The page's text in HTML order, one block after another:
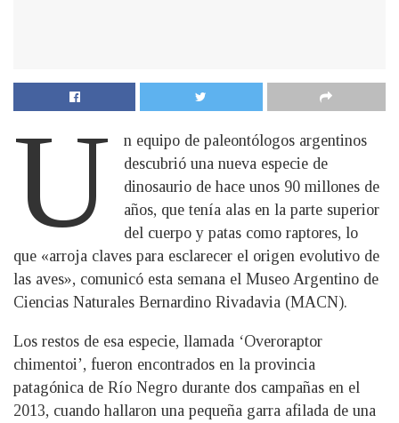
U
n equipo de paleontólogos argentinos
descubrió una nueva especie de
dinosaurio de hace unos 90 millones de
años, que tenía alas en la parte superior
del cuerpo y patas como raptores, lo
que «arroja claves para esclarecer el origen evolutivo de
las aves», comunicó esta semana el Museo Argentino de
Ciencias Naturales Bernardino Rivadavia (MACN).
Los restos de esa especie, llamada ‘Overoraptor
chimentoi’, fueron encontrados en la provincia
patagónica de Río Negro durante dos campañas en el
2013, cuando hallaron una pequeña garra afilada de una